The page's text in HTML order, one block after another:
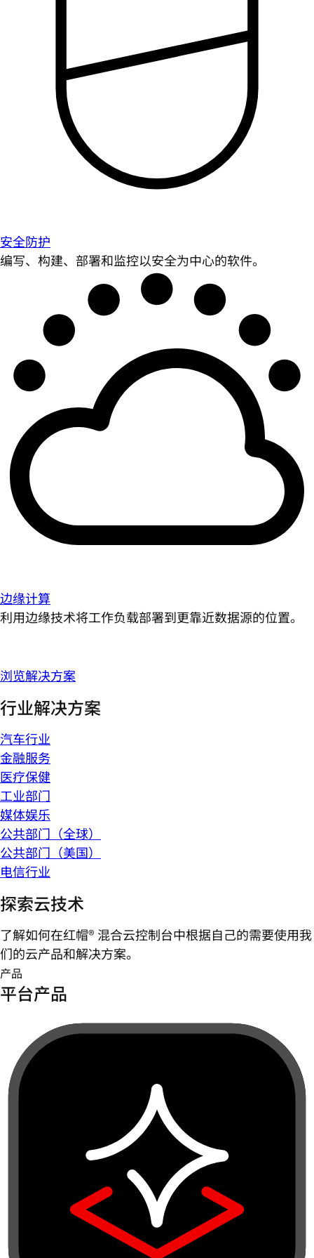
安全防护
编写、构建、部署和监控以安全为中心的软件。
边缘计算
利用边缘技术将工作负载部署到更靠近数据源的位置。
浏览解决方案
行业解决方案
汽车行业
金融服务
医疗保健
工业部门
媒体娱乐
公共部门（全球）
公共部门（美国）
电信行业
探索云技术
了解如何在红帽® 混合云控制台中根据自己的需要使用我
们的云产品和解决方案。
产品
平台产品